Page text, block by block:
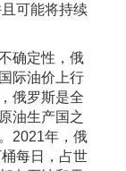
可能将持续
确定性，俄
际油价上行
俄罗斯是全
油生产国之
2021年，俄
每日，占世